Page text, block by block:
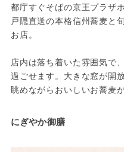
都庁すぐそばの京王プラザ
戸隠直送の本格信州蕎麦と
お店。
店内は落ち着いた雰囲気で
過ごせます。大きな窓が開
眺めながらおいしいお蕎麦
にぎやか御膳